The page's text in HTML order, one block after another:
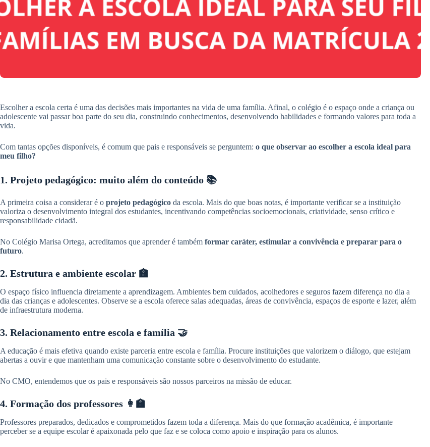
Escolher a escola certa é uma das decisões mais importantes na vida de uma família. Afinal, o colégio é o espaço onde a criança ou
adolescente vai passar boa parte do seu dia, construindo conhecimentos, desenvolvendo habilidades e formando valores para toda a
vida.
Com tantas opções disponíveis, é comum que pais e responsáveis se perguntem: o que observar ao escolher a escola ideal para
meu filho?
1. Projeto pedagógico: muito além do conteúdo 📚
A primeira coisa a considerar é o projeto pedagógico da escola. Mais do que boas notas, é importante verificar se a instituição
valoriza o desenvolvimento integral dos estudantes, incentivando competências socioemocionais, criatividade, senso crítico e
responsabilidade cidadã.
No Colégio Marisa Ortega, acreditamos que aprender é também formar caráter, estimular a convivência e preparar para o
futuro.
2. Estrutura e ambiente escolar 🏫
O espaço físico influencia diretamente a aprendizagem. Ambientes bem cuidados, acolhedores e seguros fazem diferença no dia a
dia das crianças e adolescentes. Observe se a escola oferece salas adequadas, áreas de convivência, espaços de esporte e lazer, além
de infraestrutura moderna.
3. Relacionamento entre escola e família 🤝
A educação é mais efetiva quando existe parceria entre escola e família. Procure instituições que valorizem o diálogo, que estejam
abertas a ouvir e que mantenham uma comunicação constante sobre o desenvolvimento do estudante.
No CMO, entendemos que os pais e responsáveis são nossos parceiros na missão de educar.
4. Formação dos professores 👩‍🏫
Professores preparados, dedicados e comprometidos fazem toda a diferença. Mais do que formação acadêmica, é importante
perceber se a equipe escolar é apaixonada pelo que faz e se coloca como apoio e inspiração para os alunos.